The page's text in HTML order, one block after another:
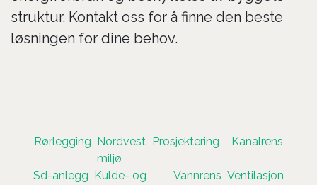
struktur. Kontakt oss for å finne den beste
løsningen for dine behov.
Rørlegging Nordvest
miljø
Prosjektering Kanalrens
Sd-anlegg Kulde- og
Vannrens Ventilasjon